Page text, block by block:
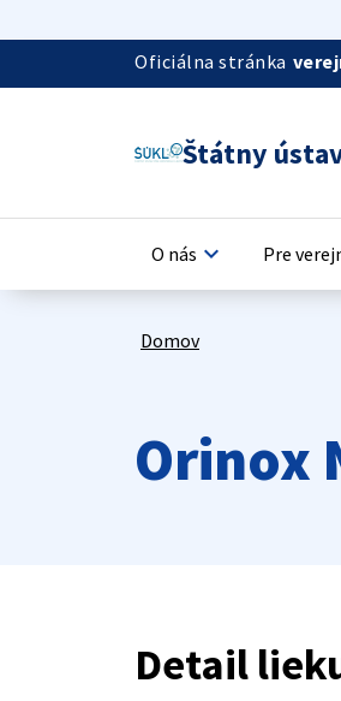
Oficiálna stránka
Štátny
O nás keyboard_arrow_down Pre
Domov
Orinox
Detail